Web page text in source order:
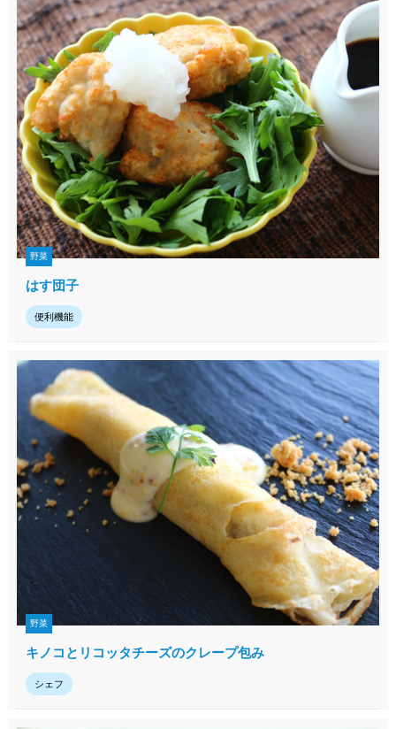
野菜
はす団子
便利機能
野菜
キノコとリコッタチーズのクレープ包み
シェフ